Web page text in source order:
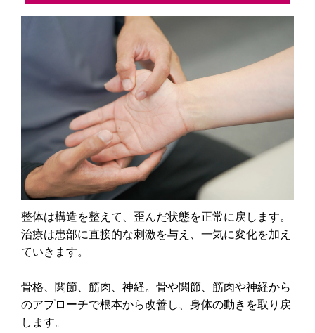
整体は構造を整えて、歪んだ状態を正常に戻します。
治療は患部に直接的な刺激を与え、一気に変化を加え
ていきます。
骨格、関節、筋肉、神経。骨や関節、筋肉や神経から
のアプローチで根本から改善し、身体の動きを取り戻
します。